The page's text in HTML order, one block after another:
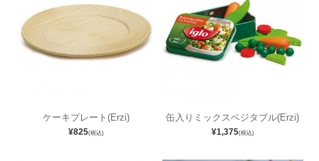
ケーキプレート(Erzi)
¥825(税込)
缶入りミックスベジタブル(Erzi)
¥1,375(税込)